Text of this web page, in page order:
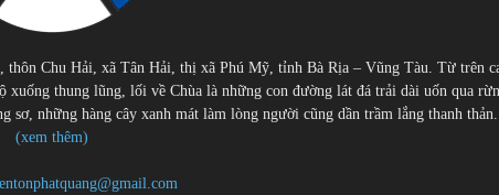
Chu Hải, xã Tân Hải, thị xã Phú Mỹ, tỉnh Bà Rịa – Vũng Tàu. Từ trên
xuống thung lũng, lối về Chùa là những con đường lát đá trải dài uốn qua
sơ, những hàng cây xanh mát làm lòng người cũng dần trầm lắng thanh
(xem thêm)